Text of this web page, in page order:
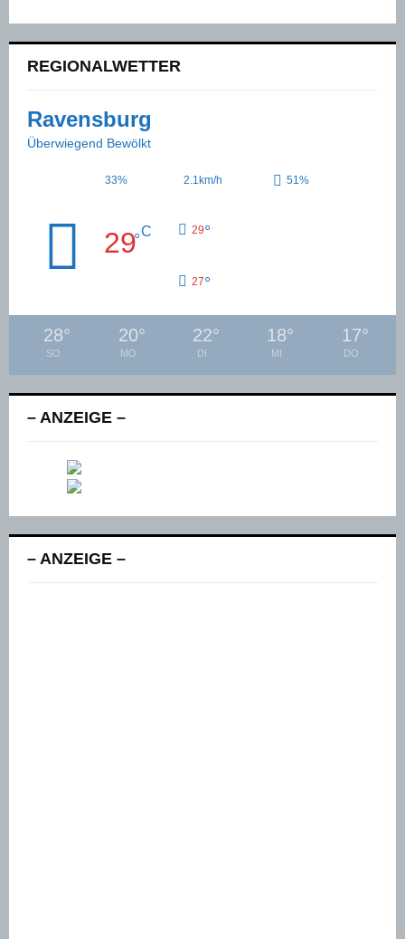
REGIONALWETTER
Ravensburg
Überwiegend Bewölkt
33% 2.1km/h 51%
29°C 29°
27°
28°
SO
20°
MO
22°
DI
18°
MI
17°
DO
– ANZEIGE –
– ANZEIGE –